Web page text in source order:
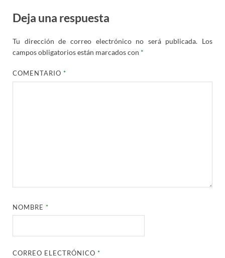
Deja una respuesta
Tu dirección de correo electrónico no será publicada. Los
campos obligatorios están marcados con *
COMENTARIO*
NOMBRE*
CORREO ELECTRÓNICO*